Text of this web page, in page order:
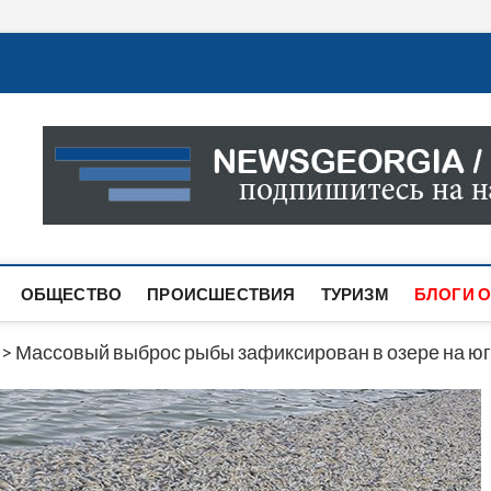
Новости Грузии
САМАЯ АКТУАЛЬНАЯ ИНФОРМАЦИЯ О СОБЫТИЯХ
САЙТЕ ВЫ НАЙДЕТЕ НОВОСТИ ПОЛИТИКИ,
ОБЩЕСТВО ПРОИСШЕСТВИЯ ТУРИЗМ БЛОГИ
> Массовый выброс рыбы зафиксирован в озере на